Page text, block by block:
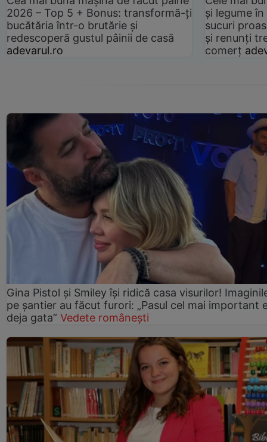
2026 – Top 5 + Bonus: transformă-ți
bucătăria într-o brutărie și
redescoperă gustul pâinii de casă
adevarul.ro
și legume
sucuri
și renunți
comerț
Gina Pistol și Smiley își ridică casa visurilor!
pe șantier au făcut furori: „Pasul cel mai important
deja gata” Vedete românești